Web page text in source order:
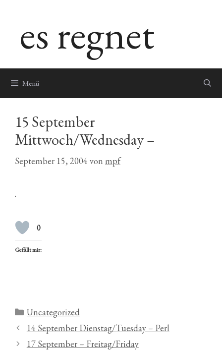
springenes regnet
Menü
15 September
Mittwoch/Wednesday –
September 15, 2004 von mpf
.
0
Gefällt mir:
Kategorien
Uncategorized
14 September Dienstag/Tuesday – Perl
17 September – Freitag/Friday